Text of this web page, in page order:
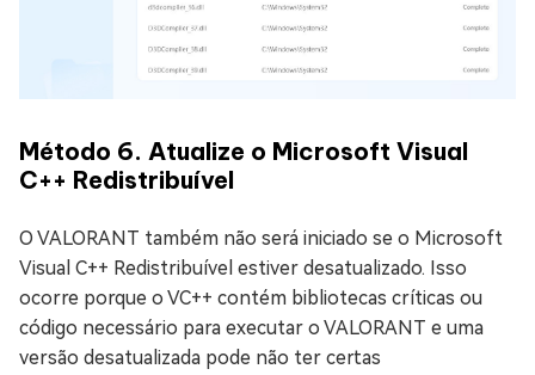
Método 6. Atualize o Microsoft Visual
C++ Redistribuível
O VALORANT também não será iniciado se o Microsoft
Visual C++ Redistribuível estiver desatualizado. Isso
ocorre porque o VC++ contém bibliotecas críticas ou
código necessário para executar o VALORANT e uma
versão desatualizada pode não ter certas